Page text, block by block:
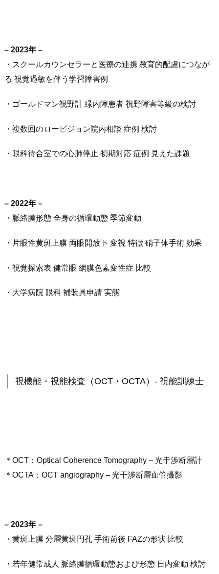
– 2023年 –
・スクールカウンセラーと医療の連携 教育的配慮につなが
る 視覚過敏を伴う学習障害例
・ゴールドマン視野計 緑内障患者 視野障害等級の検討
・複数回のロービジョン院内相談 症例 検討
・眼科待合室での心肺停止 初期対応 症例 見えた課題
– 2022年 –
・脈絡膜形態 全身の循環動態 季節変動
・片眼性黄斑上膜 両眼開放下 変視 特徴 硝子体手術 効果
・視覚探索表 健常眼 網膜色素変性症 比較
・大学病院 眼科 補装具申請 実態
視機能・視能検査（OCT・OCTA）- 視能訓練士
＊OCT：Optical Coherence Tomography – 光干渉断層計
＊OCTA：OCT angiography – 光干渉断層血管撮影
– 2023年 –
・黄斑上膜 分層黄斑円孔 手術前後 FAZの形状 比較
・若年健常成人 脈絡膜循環動態および形態 日内変動 検討